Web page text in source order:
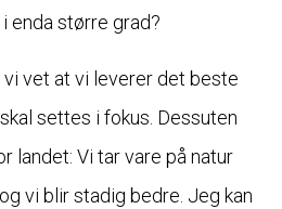
enda større grad?
vet at vi leverer det beste
settes i fokus. Dessuten
landet: Vi tar vare på natur
vi blir stadig bedre. Jeg kan